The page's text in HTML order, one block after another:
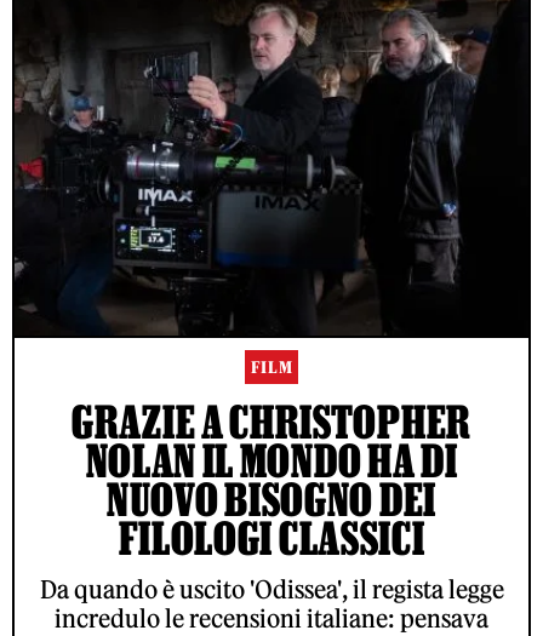
FILM
GRAZIE A CHRISTOPHER
NOLAN IL MONDO HA DI
NUOVO BISOGNO DEI
FILOLOGI CLASSICI
Da quando è uscito 'Odissea', il regista legge
incredulo le recensioni italiane: pensava